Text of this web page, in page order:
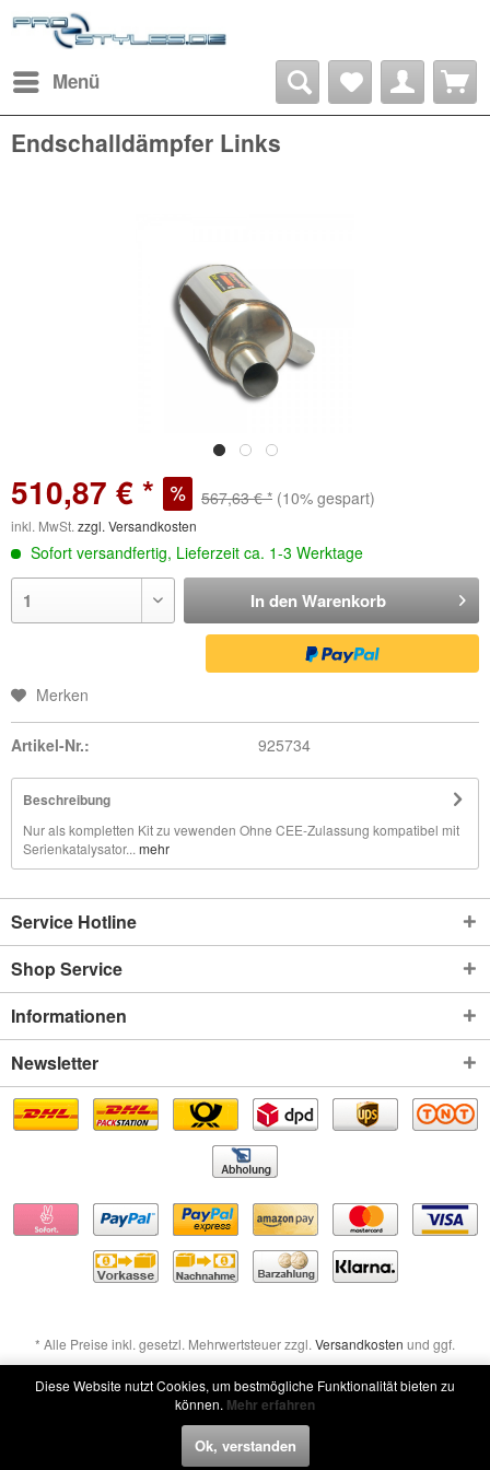
Menü
Endschalldämpfer Links
510,87 € * 567,63 € * (10% gespart)
inkl. MwSt. zzgl. Versandkosten
Sofort versandfertig, Lieferzeit ca. 1-3 Werktage
In den Warenkorb
Merken
Artikel-Nr.: 925734
Beschreibung
Nur als kompletten Kit zu vewenden Ohne CEE-Zulassung kompatibel mit
Serienkatalysator... mehr
Service Hotline
Shop Service
Informationen
Newsletter
* Alle Preise inkl. gesetzl. Mehrwertsteuer zzgl. Versandkosten und ggf.
Nachnahmegebühren, wenn nicht anders beschrieben
Widerruf erklären
Diese Website nutzt Cookies, um bestmögliche Funktionalität bieten zu
können. Mehr erfahren
Ok, verstanden